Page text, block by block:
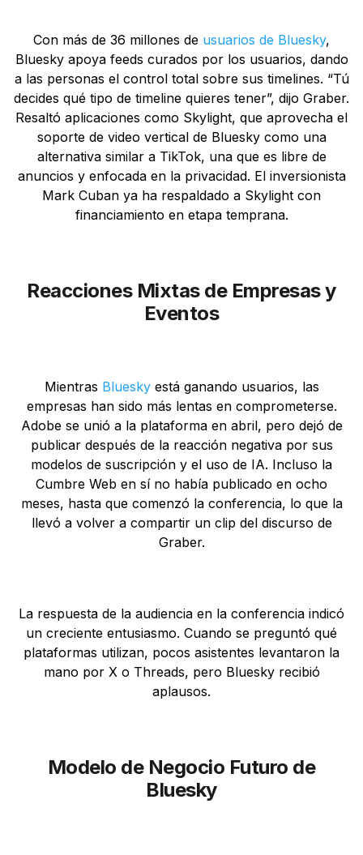
Con más de 36 millones de usuarios de Bluesky,
Bluesky apoya feeds curados por los usuarios, dando
a las personas el control total sobre sus timelines. “Tú
decides qué tipo de timeline quieres tener”, dijo Graber.
Resaltó aplicaciones como Skylight, que aprovecha el
soporte de video vertical de Bluesky como una
alternativa similar a TikTok, una que es libre de
anuncios y enfocada en la privacidad. El inversionista
Mark Cuban ya ha respaldado a Skylight con
financiamiento en etapa temprana.
Reacciones Mixtas de Empresas y
Eventos
Mientras Blueskyestá ganando usuarios, las
empresas han sido más lentas en comprometerse.
Adobe se unió a la plataforma en abril, pero dejó de
publicar después de la reacción negativa por sus
modelos de suscripción y el uso de IA. Incluso la
Cumbre Web en sí no había publicado en ocho
meses, hasta que comenzó la conferencia, lo que la
llevó a volver a compartir un clip del discurso de
Graber.
La respuesta de la audiencia en la conferencia indicó
un creciente entusiasmo. Cuando se preguntó qué
plataformas utilizan, pocos asistentes levantaron la
mano por X o Threads, pero Bluesky recibió
aplausos.
Modelo de Negocio Futuro de
Bluesky